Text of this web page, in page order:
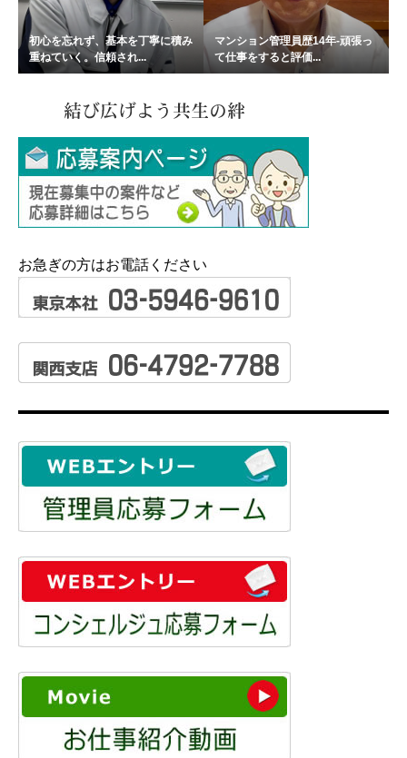
初心を忘れず、基本を丁寧に積み
重ねていく。信頼され...
マンション管理員歴14年-頑張っ
て仕事をすると評価...
お急ぎの方はお電話ください